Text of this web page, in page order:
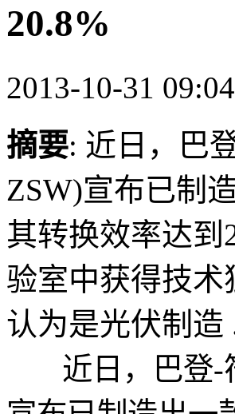
20.8%
2013-10-31 09:04
摘要: 近日，巴
ZSW)宣布已制
其转换效率达到
验室中获得技
认为是光伏制造
近日，巴登-